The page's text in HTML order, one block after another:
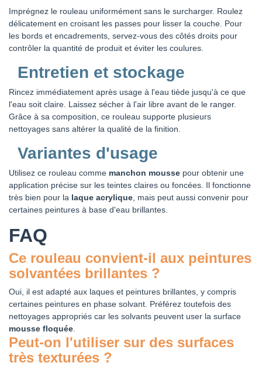
Imprégnez le rouleau uniformément sans le surcharger. Roulez
délicatement en croisant les passes pour lisser la couche. Pour
les bords et encadrements, servez-vous des côtés droits pour
contrôler la quantité de produit et éviter les coulures.
Entretien et stockage
Rincez immédiatement après usage à l'eau tiède jusqu'à ce que
l'eau soit claire. Laissez sécher à l'air libre avant de le ranger.
Grâce à sa composition, ce rouleau supporte plusieurs
nettoyages sans altérer la qualité de la finition.
Variantes d'usage
Utilisez ce rouleau comme manchon mousse pour obtenir une
application précise sur les teintes claires ou foncées. Il fonctionne
très bien pour la laque acrylique , mais peut aussi convenir pour
certaines peintures à base d'eau brillantes.
FAQ
Ce rouleau convient-il aux peintures
solvantées brillantes ?
Oui, il est adapté aux laques et peintures brillantes, y compris
certaines peintures en phase solvant. Préférez toutefois des
nettoyages appropriés car les solvants peuvent user la surface
mousse floquée
Peut-on l'utiliser sur des surfaces
très texturées ?